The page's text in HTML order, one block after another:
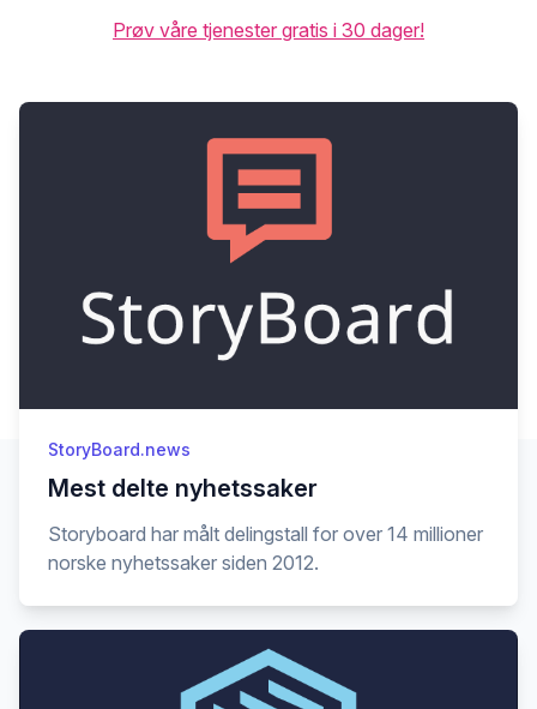
Prøv våre tjenester gratis i 30 dager!
StoryBoard.news
Mest delte nyhetssaker
Storyboard har målt delingstall for over 14 millioner
norske nyhetssaker siden 2012.